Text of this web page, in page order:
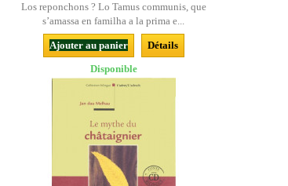
Los reponchons ? Lo Tamus communis, que
s’amassa en familha a la prima e...
Ajouter au panier
Détails
Disponible